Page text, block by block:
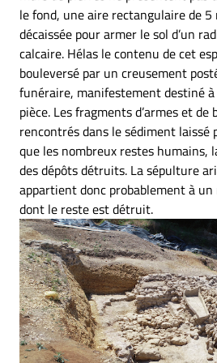
le fond, une aire rectangulaire de 5
décaissée pour armer le sol d’un
calcaire. Hélas le contenu de cet
bouleversé par un creusement
funéraire, manifestement destiné
pièce. Les fragments d’armes et
rencontrés dans le sédiment laissé
que les nombreux restes humains,
des dépôts détruits. La sépulture
appartient donc probablement à
dont le reste est détruit.